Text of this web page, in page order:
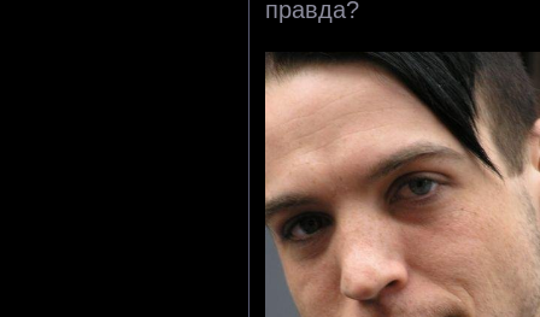
правда?